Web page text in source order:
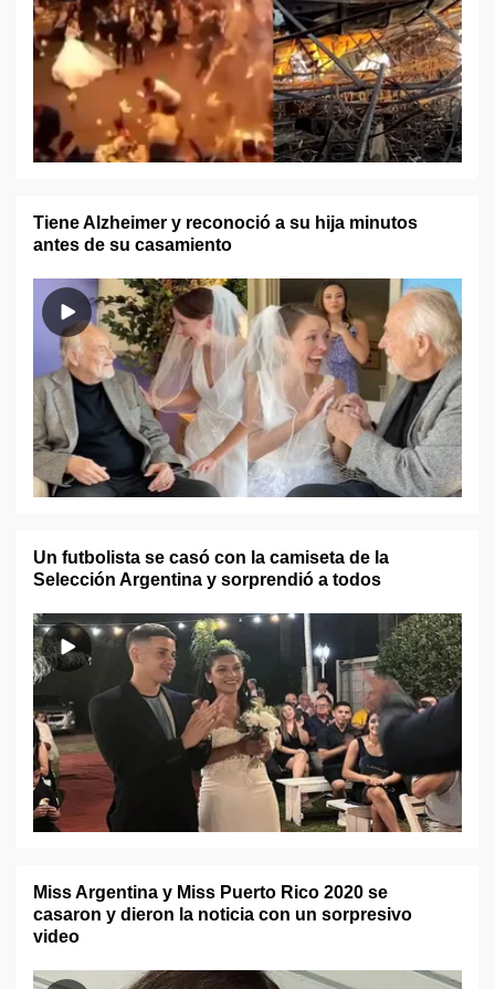
Tiene Alzheimer y reconoció a su hija minutos
antes de su casamiento
Un futbolista se casó con la camiseta de la
Selección Argentina y sorprendió a todos
Miss Argentina y Miss Puerto Rico 2020 se
casaron y dieron la noticia con un sorpresivo
video